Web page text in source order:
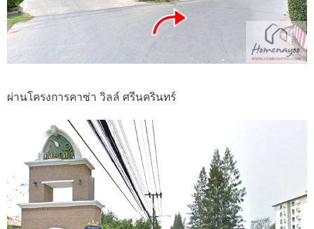
ผ่านโครงการคาซ่า วิลล์ ศรีนครินทร์